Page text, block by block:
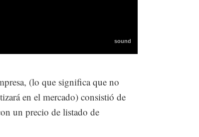
(lo que significa que no
en el mercado) consistió de
un precio de listado de